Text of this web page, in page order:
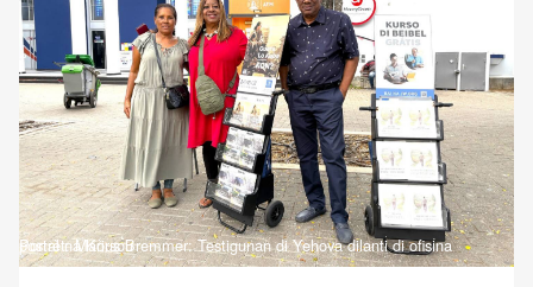
Portrèt: Marius Bremmer: Testigunan di Yehova dilanti di ofisina postal na Kòrsou